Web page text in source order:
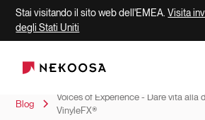
Stai visitando il sito web dell'EMEA.Visita
degli Stati Uniti
Blog
Voices of Experience - Dare vita alla
VinyleFX®